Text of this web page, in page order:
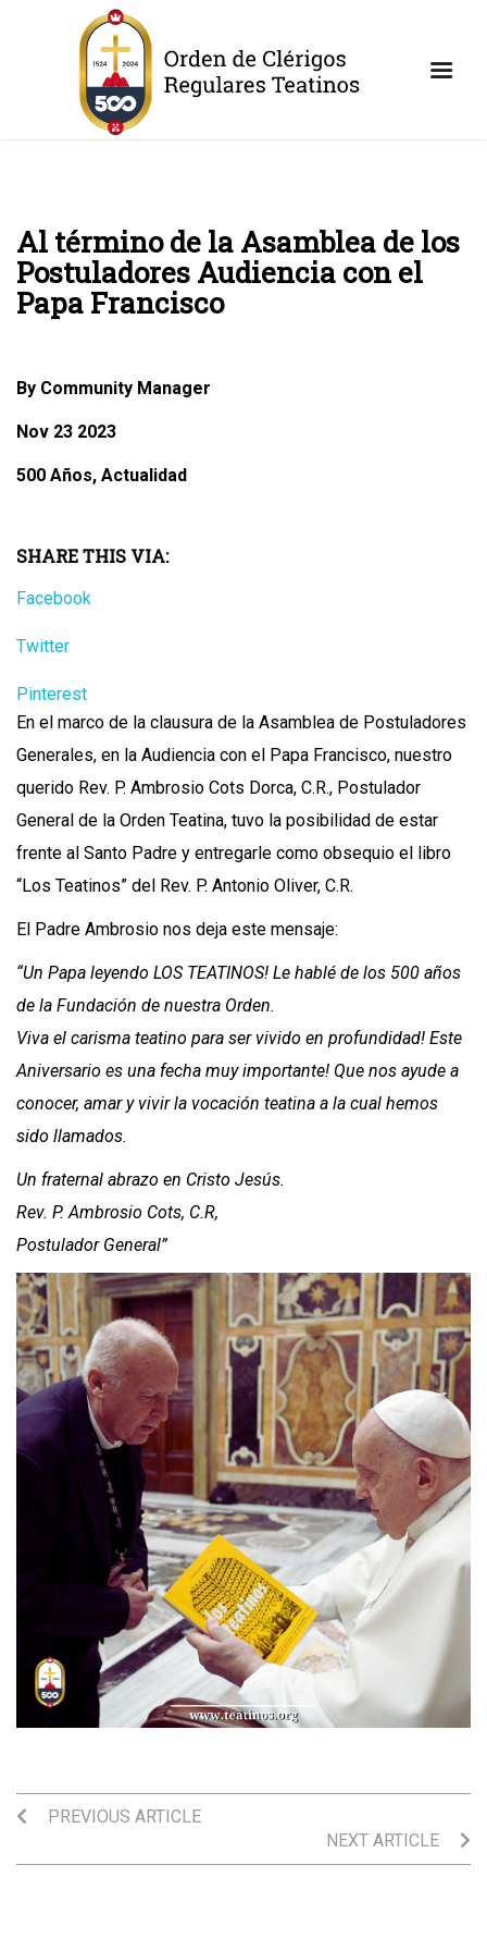
Al término de la Asamblea de los
Postuladores Audiencia con el
Papa Francisco
By Community Manager
Nov 23 2023
500 Años, Actualidad
SHARE THIS VIA:
Facebook
Twitter
Pinterest
En el marco de la clausura de la Asamblea de Postuladores
Generales, en la Audiencia con el Papa Francisco, nuestro
querido Rev. P. Ambrosio Cots Dorca, C.R., Postulador
General de la Orden Teatina, tuvo la posibilidad de estar
frente al Santo Padre y entregarle como obsequio el libro
“Los Teatinos” del Rev. P. Antonio Oliver, C.R.
El Padre Ambrosio nos deja este mensaje:
“Un Papa leyendo LOS TEATINOS! Le hablé de los 500 años
de la Fundación de nuestra Orden.
Viva el carisma teatino para ser vivido en profundidad! Este
Aniversario es una fecha muy importante! Que nos ayude a
conocer, amar y vivir la vocación teatina a la cual hemos
sido llamados.
Un fraternal abrazo en Cristo Jesús.
Rev. P. Ambrosio Cots, C.R,
Postulador General”
PREVIOUS ARTICLE
NEXT ARTICLE